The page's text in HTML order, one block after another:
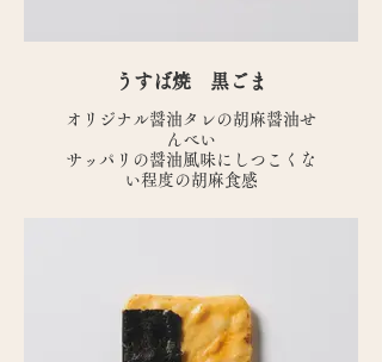
うすば焼 黒ごま
オリジナル醤油タレの胡麻醤油せ
んべい
サッパリの醤油風味にしつこくな
い程度の胡麻食感